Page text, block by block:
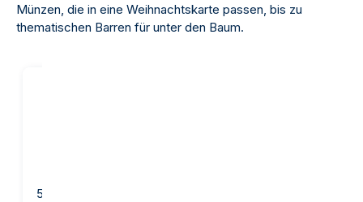
Münzen, die in eine Weihnachtskarte passen, bis zu
thematischen Barren für unter den Baum.
5 Gramm Goldbarren -